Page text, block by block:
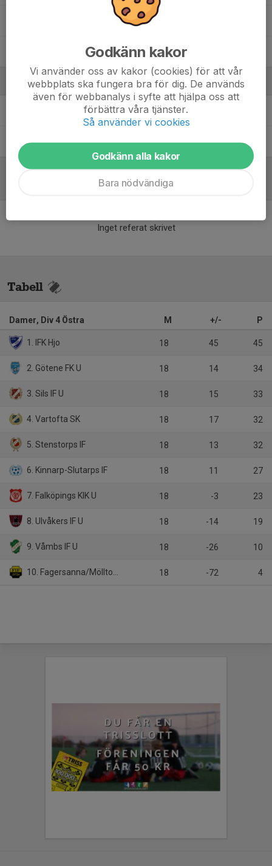
9. Stina Gegerfelt Rudhager
Weronika Pasztaleniec
Ledare
Fredrik GötstrandMålvaktstränare
Tommy LindqvistFotbollsgrupp
Inget referat skrivet
Tabell
Damer, Div 4 Östra M +/- P
1. IFK Hjo 18 45 45
2. Götene FK U 18 14 34
3. Sils IF U 18 15 33
4. Vartofta SK 18 17 32
5. Stenstorps IF 18 13 32
6. Kinnarp-Slutarps IF 18 11 27
7. Falköpings KIK U 18 -3 23
8. Ulvåkers IF U 18 -14 19
9. Våmbs IF U 18 -26 10
10. Fagersanna/Mölltorp-Brevik 18 -72 4
Godkänn kakor
Vi använder oss av kakor (cookies) för att vår
webbplats ska fungera bra för dig. De används
även för webbanalys i syfte att hjälpa oss att
förbättra våra tjänster.
Så använder vi cookies
Godkänn alla kakor
Bara nödvändiga